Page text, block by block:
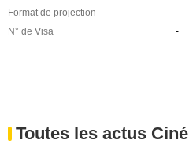
Format de projection
-
N° de Visa
-
Toutes les actus Ciné